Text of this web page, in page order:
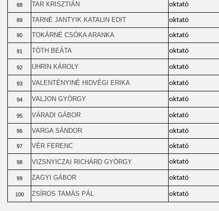
88 TAR KRISZTIÁN oktató
89 TARNÉ JANTYIK KATALIN EDIT oktató
90 TOKÁRNÉ CSÓKA ARANKA oktató
91 TÓTH BEÁTA oktató
92 UHRIN KÁROLY oktató
93 VALENTÉNYINÉ HIDVÉGI ERIKA oktató
94 VALJON GYÖRGY oktató
95 VÁRADI GÁBOR oktató
96 VARGA SÁNDOR oktató
97 VÉR FERENC oktató
98 VIZSNYICZAI RICHÁRD GYÖRGY oktató
99 ZAGYI GÁBOR oktató
100 ZSÍROS TAMÁS PÁL oktató